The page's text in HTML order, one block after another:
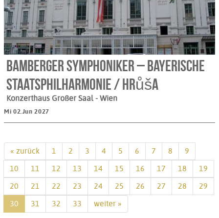
Bamberger Symphoniker – Bayerische
Staatsphilharmonie / Hrůša
Konzerthaus Großer Saal - Wien
Mi 02.Jun 2027
« zurück 1 2 3 4 5 6 7 8
9
10
11 12 13 14 15 16 17 18
19
20
21 22 23 24 25 26 27 28
29
30
31 32 33 weiter »